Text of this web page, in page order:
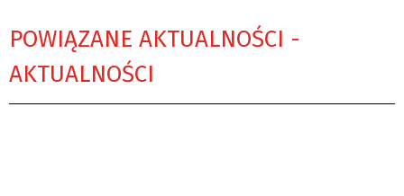
POWIĄZANE AKTUALNOŚCI -
AKTUALNOŚCI